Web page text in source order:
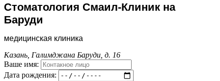
Стоматология Смаил-Клиник на
Баруди
медицинская клиника
Казань, Галимджана Баруди, д. 16
Ваше имя:
Дата рождения: